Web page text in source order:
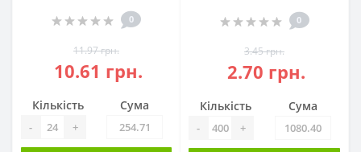
0
11.97 грн.
10.61 грн.
Кількість
- +
Сума
0
3.45 грн.
2.70 грн.
Кількість
- +
Сума